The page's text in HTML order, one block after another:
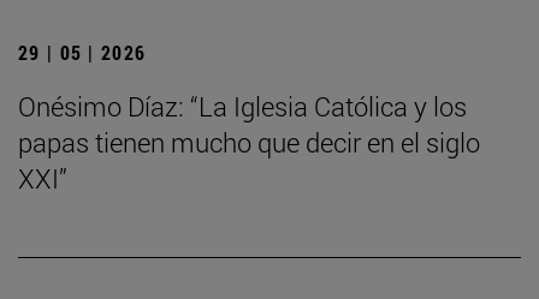
29 | 05 | 2026
Onésimo Díaz: “La Iglesia Católica y los
papas tienen mucho que decir en el siglo
XXI”